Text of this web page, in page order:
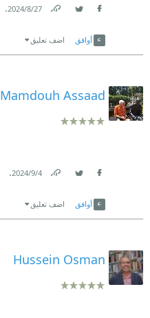
27‏/8‏/2024
.
أوافق اضف تعليق
Mamdouh Assaad
4‏/9‏/2024
.
أوافق اضف تعليق
Hussein Osman